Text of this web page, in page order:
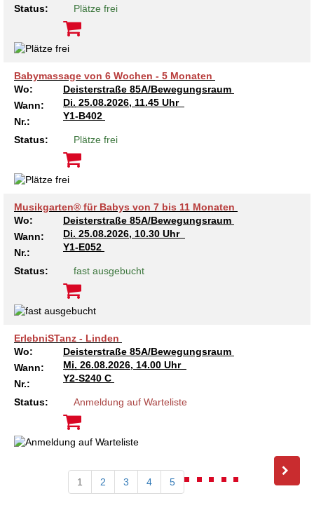
Status: Plätze frei
Babymassage von 6 Wochen - 5 Monaten
Wo:
Deisterstraße 85A/Bewegungsraum
Wann:
Di. 25.08.2026, 11.45 Uhr
Nr.:
Y1-B402
Status: Plätze frei
Musikgarten® für Babys von 7 bis 11 Monaten
Wo:
Deisterstraße 85A/Bewegungsraum
Wann:
Di. 25.08.2026, 10.30 Uhr
Nr.:
Y1-E052
Status: fast ausgebucht
ErlebniSTanz - Linden
Wo:
Deisterstraße 85A/Bewegungsraum
Wann:
Mi. 26.08.2026, 14.00 Uhr
Nr.:
Y2-S240 C
Status: Anmeldung auf Warteliste
1 2 3 4 5